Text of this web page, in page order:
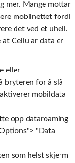
mer. Mange mottar
mobilnettet fordi
det ved et uhell.
at Cellular data er
eller
bryteren for å slå
mobildata
opp dataroaming
"Data
som helst skjerm